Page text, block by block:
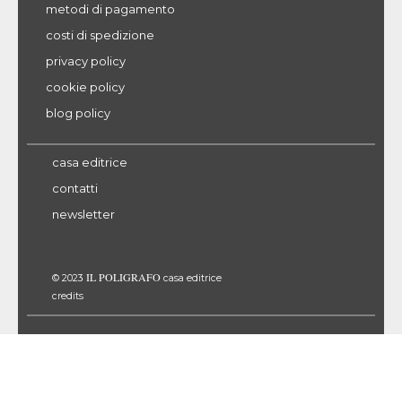
metodi di pagamento
costi di spedizione
privacy policy
cookie policy
blog policy
casa editrice
contatti
newsletter
© 2023 IL POLIGRAFO casa editrice
credits